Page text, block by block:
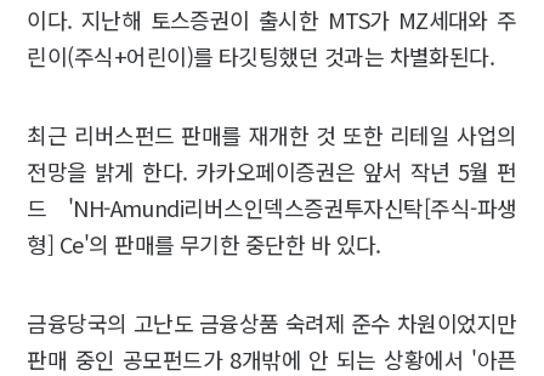
이다. 지난해 토스증권이 출시한 MTS가 MZ세대와 주
린이(주식+어린이)를 타깃팅했던 것과는 차별화된다.
최근 리버스펀드 판매를 재개한 것 또한 리테일 사업의
전망을 밝게 한다. 카카오페이증권은 앞서 작년 5월 펀
드 'NH-Amundi리버스인덱스증권투자신탁[주식-파생
형] Ce'의 판매를 무기한 중단한 바 있다.
금융당국의 고난도 금융상품 숙려제 준수 차원이었지만
판매 중인 공모펀드가 8개밖에 안 되는 상황에서 '아픈